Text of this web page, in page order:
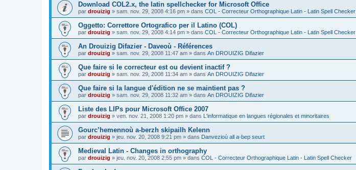
Download COL2.x, the latin spellchecker for Microsoft Office
par drouizig » sam. nov. 29, 2008 4:16 pm » dans COL - Correcteur Orthographique Latin - Latin Spell Checker
Oggetto: Correttore Ortografico per il Latino (COL)
par drouizig » sam. nov. 29, 2008 4:14 pm » dans COL - Correcteur Orthographique Latin - Latin Spell Checker
An Drouizig Difazier - Daveoù - Références
par drouizig » sam. nov. 29, 2008 11:47 am » dans An DROUIZIG Difazier
Que faire si le correcteur est ou devient inactif ?
par drouizig » sam. nov. 29, 2008 11:34 am » dans An DROUIZIG Difazier
Que faire si la langue d'édition ne se maintient pas ?
par drouizig » sam. nov. 29, 2008 11:32 am » dans An DROUIZIG Difazier
Liste des LIPs pour Microsoft Office 2007
par drouizig » ven. nov. 21, 2008 1:20 pm » dans L'informatique en langues régionales et minoritaires
Gourc’hemennoù a-berzh skipailh Kelenn
par drouizig » jeu. nov. 20, 2008 9:21 pm » dans Danvezioù all a-bep seurt
Medieval Latin - Changes in orthography
par drouizig » jeu. nov. 20, 2008 2:55 pm » dans COL - Correcteur Orthographique Latin - Latin Spell Checker